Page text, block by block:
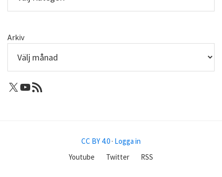
Arkiv
X: Femtejuli
Youtube
RSS-flöde
CC BY 4.0 · Logga in
Youtube
Twitter RSS